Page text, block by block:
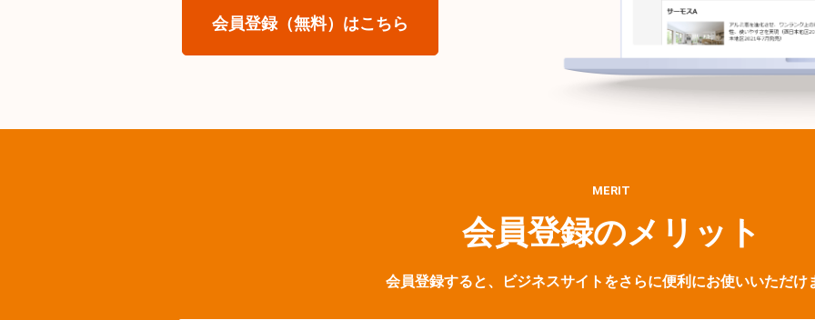
会員登録（無料）はこちら
MERIT
会員登録のメリット
会員登録すると、ビジネスサイトをさらに便利にお使いいただけ